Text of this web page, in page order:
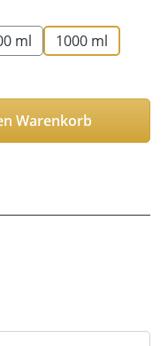
ml
1000 ml
gewünschten
Warenkorb